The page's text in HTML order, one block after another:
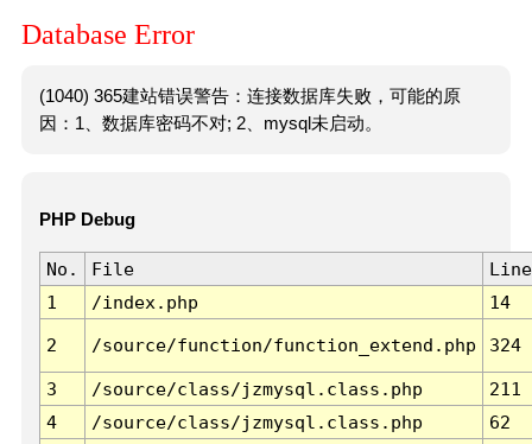
Database Error
(1040) 365建站错误警告：连接数据库失败，可能的原
因：1、数据库密码不对; 2、mysql未启动。
PHP Debug
No. File
Line
1
/index.php 14
2 /source/function/function_extend.php 324
3 /source/class/jzmysql.class.php
211
4
/source/class/jzmysql.class.php
62